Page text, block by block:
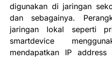
digunakan di jaringan
dan sebagainya.
jaringan lokal seperti
smartdevice
mendapatkan IP